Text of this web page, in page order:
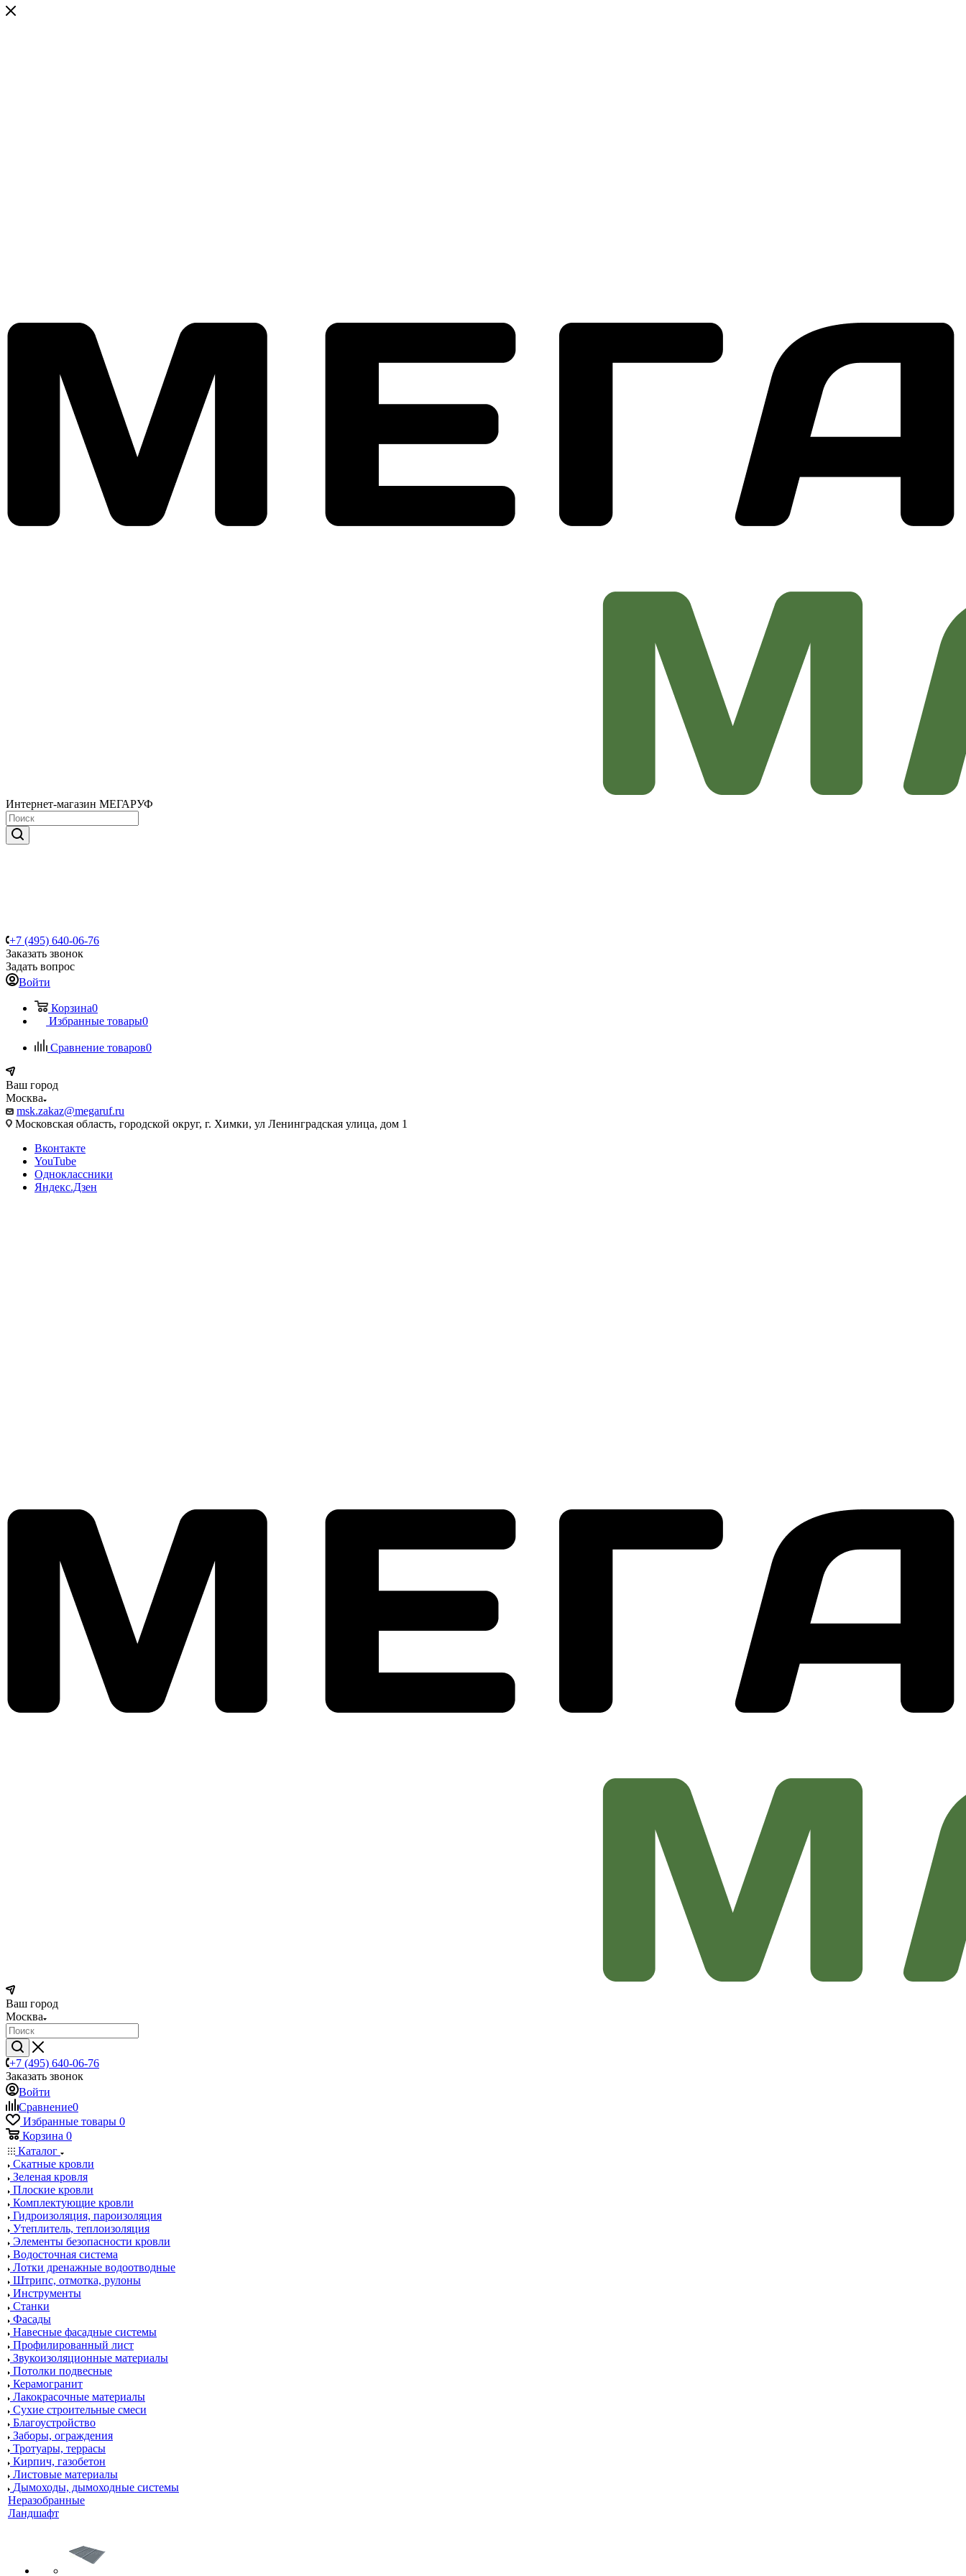
Интернет-магазин МЕГАРУФ
+7 (495) 640-06-76
Заказать звонок
Задать вопрос
Войти
Корзина0
Избранные товары0
Сравнение товаров0
Ваш город
Москва
msk.zakaz@megaruf.ru
Московская область, городской округ, г. Химки, ул Ленинградская улица, дом 1
Вконтакте
YouTube
Одноклассники
Яндекс.Дзен
Ваш город
Москва
+7 (495) 640-06-76
Заказать звонок
Войти
Сравнение0
Избранные товары 0
Корзина 0
Каталог
Скатные кровли
Зеленая кровля
Плоские кровли
Комплектующие кровли
Гидроизоляция, пароизоляция
Утеплитель, теплоизоляция
Элементы безопасности кровли
Водосточная система
Лотки дренажные водоотводные
Штрипс, отмотка, рулоны
Инструменты
Станки
Фасады
Навесные фасадные системы
Профилированный лист
Звукоизоляционные материалы
Потолки подвесные
Керамогранит
Лакокрасочные материалы
Сухие строительные смеси
Благоустройство
Заборы, ограждения
Тротуары, террасы
Кирпич, газобетон
Листовые материалы
Дымоходы, дымоходные системы
Неразобранные
Ландшафт